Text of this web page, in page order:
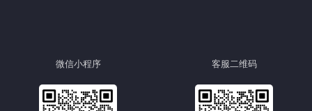
微信小程序 客服二维码